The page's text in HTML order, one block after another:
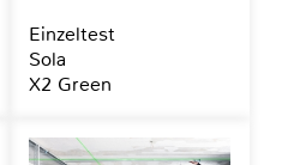
Einzeltest
Sola
X2 Green